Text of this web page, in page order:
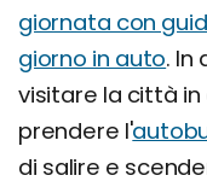
giornata con
giorno in auto. In
visitare la città
prendere l'
di salire e